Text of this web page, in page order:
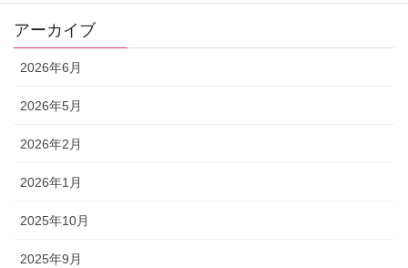
アーカイブ
2026年6月
2026年5月
2026年2月
2026年1月
2025年10月
2025年9月